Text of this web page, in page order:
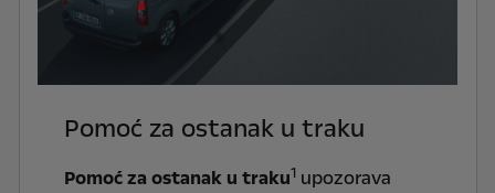
Pomoć za ostanak u traku
Pomoć za ostanak u traku1upozorava